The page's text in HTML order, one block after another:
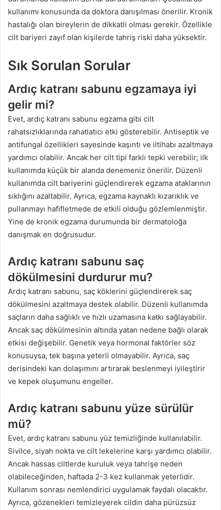
kullanımı konusunda da doktora danışılması önerilir. Kronik
hastalığı olan bireylerin de dikkatli olması gerekir. Özellikle
cilt bariyeri zayıf olan kişilerde tahriş riski daha yüksektir.
Sık Sorulan Sorular
Ardıç katranı sabunu egzamaya iyi
gelir mi?
Evet, ardıç katranı sabunu egzama gibi cilt
rahatsızlıklarında rahatlatıcı etki gösterebilir. Antiseptik ve
antifungal özellikleri sayesinde kaşıntı ve iltihabı azaltmaya
yardımcı olabilir. Ancak her cilt tipi farklı tepki verebilir; ilk
kullanımda küçük bir alanda denemeniz önerilir. Düzenli
kullanımda cilt bariyerini güçlendirerek egzama ataklarının
sıklığını azaltabilir. Ayrıca, egzama kaynaklı kızarıklık ve
pullanmayı hafifletmede de etkili olduğu gözlemlenmiştir.
Yine de kronik egzama durumunda bir dermatoloğa
danışmak en doğrusudur.
Ardıç katranı sabunu saç
dökülmesini durdurur mu?
Ardıç katranı sabunu, saç köklerini güçlendirerek saç
dökülmesini azaltmaya destek olabilir. Düzenli kullanımda
saçların daha sağlıklı ve hızlı uzamasına katkı sağlayabilir.
Ancak saç dökülmesinin altında yatan nedene bağlı olarak
etkisi değişebilir. Genetik veya hormonal faktörler söz
konusuysa, tek başına yeterli olmayabilir. Ayrıca, saç
derisindeki kan dolaşımını artırarak beslenmeyi iyileştirir
ve kepek oluşumunu engeller.
Ardıç katranı sabunu yüze sürülür
mü?
Evet, ardıç katranı sabunu yüz temizliğinde kullanılabilir.
Sivilce, siyah nokta ve cilt lekelerine karşı yardımcı olabilir.
Ancak hassas ciltlerde kuruluk veya tahrişe neden
olabileceğinden, haftada 2-3 kez kullanmak yeterlidir.
Kullanım sonrası nemlendirici uygulamak faydalı olacaktır.
Ayrıca, gözenekleri temizleyerek cildin daha pürüzsüz